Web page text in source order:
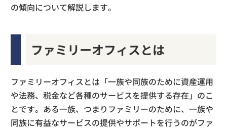
の傾向について解説します。
ファミリーオフィスとは
ファミリーオフィスとは「一族や同族のために資産運用
や法務、税金など各種のサービスを提供する存在」のこ
とです。ある一族、つまりファミリーのために、一族や
同族に有益なサービスの提供やサポートを行うのがファ